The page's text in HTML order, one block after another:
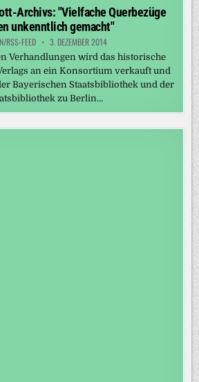
in
Archivs: "Vielfache Querbezüge
unkenntlich gemacht"
RSS-FEED 3. DEZEMBER 2014
Verhandlungen wird das historische
an ein Konsortium verkauft und
Bayerischen Staatsbibliothek und der
zu Berlin…